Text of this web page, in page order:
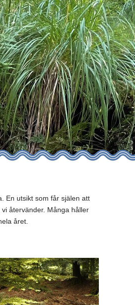
En utsikt som får själen att
återvänder. Många håller
året.